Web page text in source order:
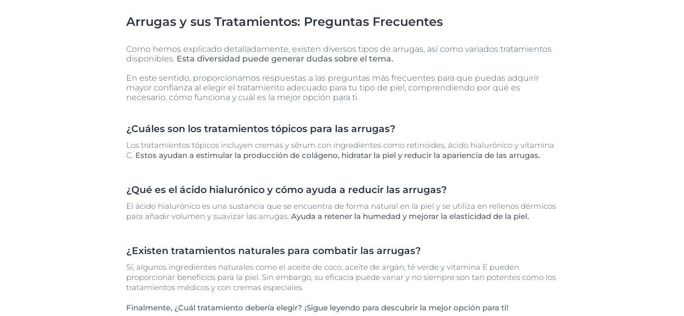
Arrugas y sus Tratamientos: Preguntas Frecuentes
Como hemos explicado detalladamente, existen diversos tipos de arrugas, así como variados tratamientos
disponibles. Esta diversidad puede generar dudas sobre el tema.
En este sentido, proporcionamos respuestas a las preguntas más frecuentes para que puedas adquirir
mayor confianza al elegir el tratamiento adecuado para tu tipo de piel, comprendiendo por qué es
necesario, cómo funciona y cuál es la mejor opción para ti.
¿Cuáles son los tratamientos tópicos para las arrugas?
Los tratamientos tópicos incluyen cremas y sérum con ingredientes como retinoides, ácido hialurónico y vitamina
C. Estos ayudan a estimular la producción de colágeno, hidratar la piel y reducir la apariencia de las arrugas.
¿Qué es el ácido hialurónico y cómo ayuda a reducir las arrugas?
El ácido hialurónico es una sustancia que se encuentra de forma natural en la piel y se utiliza en rellenos dérmicos
para añadir volumen y suavizar las arrugas. Ayuda a retener la humedad y mejorar la elasticidad de la piel.
¿Existen tratamientos naturales para combatir las arrugas?
Sí, algunos ingredientes naturales como el aceite de coco, aceite de argán, té verde y vitamina E pueden
proporcionar beneficios para la piel. Sin embargo, su eficacia puede variar y no siempre son tan potentes como los
tratamientos médicos y con cremas especiales.
Finalmente, ¿Cuál tratamiento debería elegir? ¡Sigue leyendo para descubrir la mejor opción para ti!